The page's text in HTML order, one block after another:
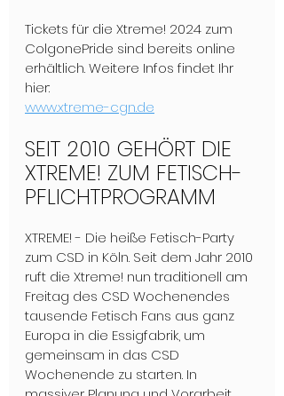
Tickets für die Xtreme! 2024 zum
ColgonePride sind bereits online
erhältlich. Weitere Infos findet Ihr
hier:
www.xtreme-cgn.de
SEIT 2010 GEHÖRT DIE
XTREME! ZUM FETISCH-
PFLICHTPROGRAMM
XTREME! - Die heiße Fetisch-Party
zum CSD in Köln. Seit dem Jahr 2010
ruft die Xtreme! nun traditionell am
Freitag des CSD Wochenendes
tausende Fetisch Fans aus ganz
Europa in die Essigfabrik, um
gemeinsam in das CSD
Wochenende zu starten. In